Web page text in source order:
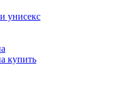
унисекс
купить